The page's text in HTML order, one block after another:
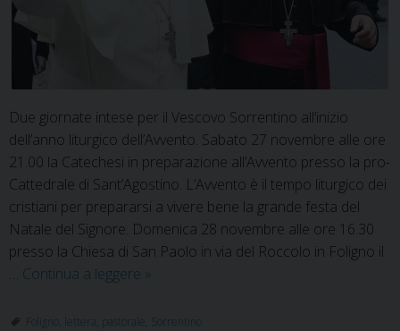
Due giornate intese per il Vescovo Sorrentino all’inizio
dell’anno liturgico dell’Avvento. Sabato 27 novembre alle ore
21.00 la Catechesi in preparazione all’Avvento presso la pro-
Cattedrale di Sant’Agostino. L’Avvento è il tempo liturgico dei
cristiani per prepararsi a vivere bene la grande festa del
Natale del Signore. Domenica 28 novembre alle ore 16.30
presso la Chiesa di San Paolo in via del Roccolo in Foligno il
… Continua a leggere Il
Sorrentino
»
Foligno lettera pastorale Sorrentino